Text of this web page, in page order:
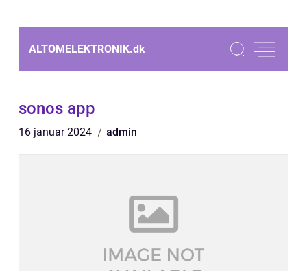
ALTOMELEKTRONIK.dk
sonos app
16 januar 2024 admin